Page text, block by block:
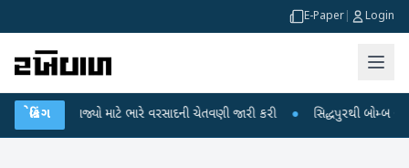
E-Paper Login
બ્રેકિંગ
18 રાજ્યો માટે ભારે વરસાદની ચેતવણી જારી કરી ● સિદ્ધપુરથી બોમ્બ